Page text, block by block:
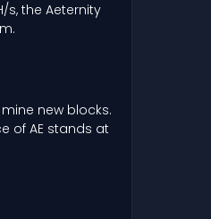
s, the Aeternity
new blocks.
of AE stands at